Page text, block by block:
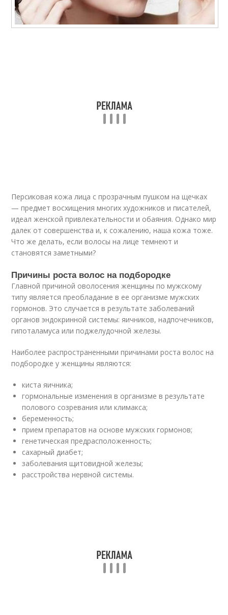
Персиковая кожа лица с прозрачным пушком на щечках
— предмет восхищения многих художников и писателей,
идеал женской привлекательности и обаяния. Однако мир
далек от совершенства и, к сожалению, наша кожа тоже.
Что же делать, если волосы на лице темнеют и
становятся заметными?
Причины роста волос на подбородке
Главной причиной оволосения женщины по мужскому
типу является преобладание в ее организме мужских
гормонов. Это случается в результате заболеваний
органов эндокринной системы: яичников, надпочечников,
гипоталамуса или поджелудочной железы.
Наиболее распространенными причинами роста волос на
подбородке у женщины являются:
киста яичника;
гормональные изменения в организме в результате
полового созревания или климакса;
беременность;
прием препаратов на основе мужских гормонов;
генетическая предрасположенность;
сахарный диабет;
заболевания щитовидной железы;
расстройства нервной системы.